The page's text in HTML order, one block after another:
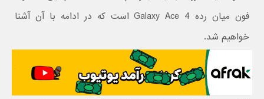
فون ميان رده Galaxy Ace 4 است که در ادامه با آن آشنا
خواهيم شد.